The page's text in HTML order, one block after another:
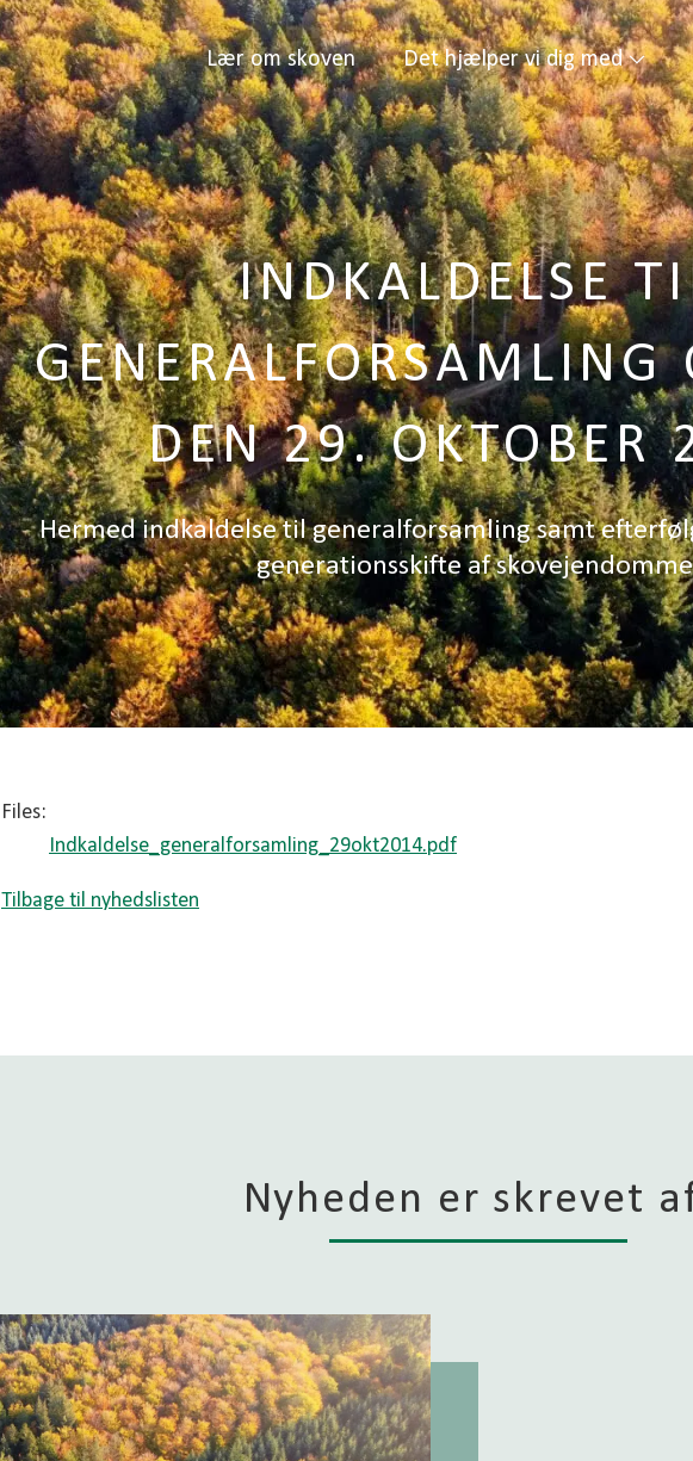
Lær om skoven Det hjælper vi dig med
INDKALDELSE
GENERALFORSAMLING
DEN 29. OKTOBER
Hermed indkaldelse til generalforsamling samt
generationsskifte af
Files:
Indkaldelse_generalforsamling_29okt2014.pdf
Tilbage til nyhedslisten
Nyheden er skrevet